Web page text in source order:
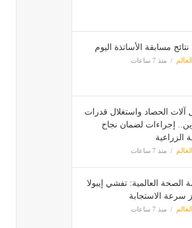
نتائج مسابقة الأساتذة اليوم
منذ 7 ساعات
آلات الحصاد واستغلال قدرات
إجراءات لضمان نجاح
الزراعية
منذ 7 ساعات
الصحة العالمية: تفشي إيبولا
سرعة الاستجابة
منذ 7 ساعات